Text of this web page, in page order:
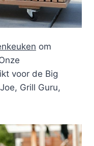
om
voor de Big
Grill Guru,